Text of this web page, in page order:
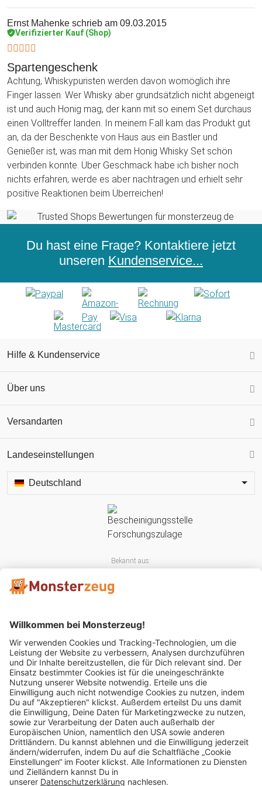
Ernst Mahenke schrieb am 09.03.2015
Verifizierter Kauf (Shop)
Spartengeschenk
Achtung, Whiskypuristen werden davon womöglich ihre
Finger lassen. Wer Whisky aber grundsätzlich nicht abgeneigt
ist und auch Honig mag, der kann mit so einem Set durchaus
einen Volltreffer landen. In meinem Fall kam das Produkt gut
an, da der Beschenkte von Haus aus ein Bastler und
Genießer ist, was man mit dem Honig Whisky Set schön
verbinden konnte. Über Geschmack habe ich bisher noch
nichts erfahren, werde es aber nachtragen und erhielt sehr
positive Reaktionen beim Überreichen!
Du hast eine Frage? Kontaktiere jetzt
unseren Kundenservice...
Hilfe & Kundenservice
Über uns
Versandarten
Landeseinstellungen
Deutschland
Bekannt aus:
Mitglied im:
Impressum AGB Widerrufsbelehrung